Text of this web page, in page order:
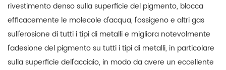
rivestimento denso sulla superficie del pigmento, blocca
efficacemente le molecole d'acqua, l'ossigeno e altri gas
sull'erosione di tutti i tipi di metalli e migliora notevolmente
l'adesione del pigmento su tutti i tipi di metalli, in particolare
sulla superficie dell'acciaio, in modo da avere un eccellente